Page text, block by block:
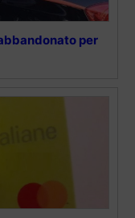
per